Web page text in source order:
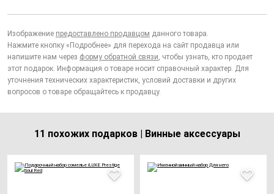
Изображение предоставлено продавцом данного товара.
Нажмите кнопку «Подробнее» для перехода на сайт продавца или
напишите нам через форму обратной связи, чтобы узнать, кто продает
этот подарок. Информация о товаре носит справочный характер. Для
уточнения технических характеристик, условий доставки и других
вопросов о товаре обращайтесь к продавцу.
11 похожих подарков | Винные аксессуары